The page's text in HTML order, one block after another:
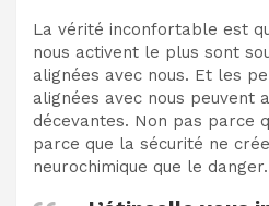
La vérité inconfortable est
nous activent le plus sont
alignées avec nous. Et les
alignées avec nous peuvent
décevantes. Non pas parce
parce que la sécurité ne
neurochimique que le danger.